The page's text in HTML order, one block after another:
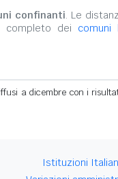
confinanti. Le
completo dei comuni
a dicembre con i
Istituzioni